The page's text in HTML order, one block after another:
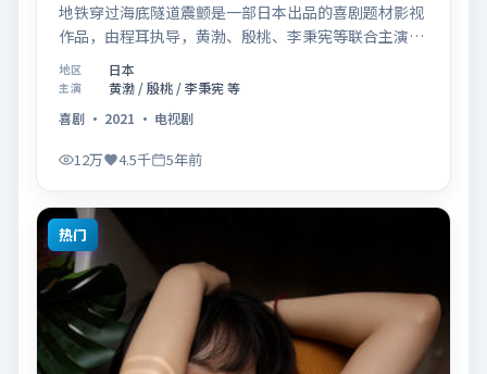
地铁穿过海底隧道震颤是一部日本出品的喜剧题材影视
作品，由程耳执导，黄渤、殷桃、李秉宪等联合主演，
于2021年08月27日在院线首映。影片围绕「爱的迟疑
与勇敢迈出的一步」展开叙事，镜头语言克制而富有张
力，节奏起伏得当，人物弧光完整；配乐与场面调度强
化了类型片的观感体验，亦留有可供解读的细节空间，
适合关注现实主义叙事与人物关系的观众观看与收藏。
地区 日本
主演
黄渤 / 殷桃 / 李秉宪 等
喜剧 · 2021 · 电视剧
12万 4.5千 5年前
热门